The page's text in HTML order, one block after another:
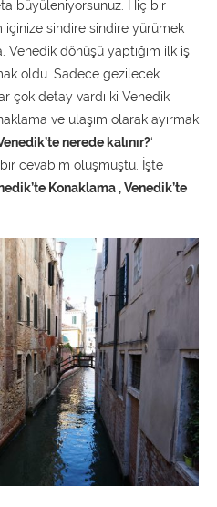
büyüleniyorsunuz. Hiç bir
içinize sindire sindire yürümek
Venedik dönüşü yaptığım ilk iş
oldu. Sadece gezilecek
çok detay vardı ki Venedik
ve ulaşım olarak ayırmak
nerede kalınır?‘
cevabım oluşmuştu. İşte
Konaklama , Venedik’te